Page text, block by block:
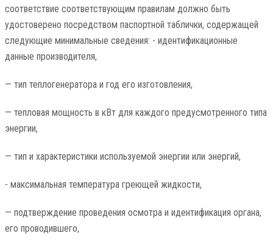
соответствие соответствующим правилам должно быть
удостоверено посредством паспортной таблички, содержащей
следующие минимальные сведения: - идентификационные
данные производителя,
— тип теплогенератора и год его изготовления,
— тепловая мощность в кВт для каждого предусмотренного типа
энергии,
— тип и характеристики используемой энергии или энергий,
- максимальная температура греющей жидкости,
— подтверждение проведения осмотра и идентификация органа,
его проводившего,